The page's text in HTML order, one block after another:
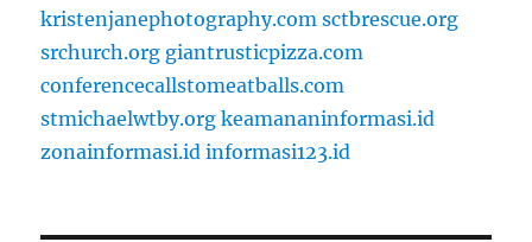
kristenjanephotography.com sctbrescue.org
srchurch.org giantrusticpizza.com
conferencecallstomeatballs.com
stmichaelwtby.org keamananinformasi.id
zonainformasi.id informasi123.id